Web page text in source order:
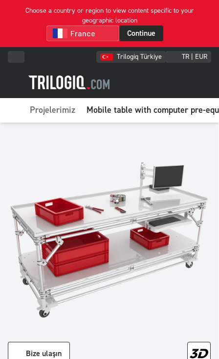
Choose a country or region to view content specific to your
geographic location
Continue
Trilogiq Türkiye TR | EUR
Projelerimiz Mobile table with computer pre-
Bize ulaşın